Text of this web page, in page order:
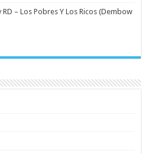
RD – Los Pobres Y Los Ricos (Dembow